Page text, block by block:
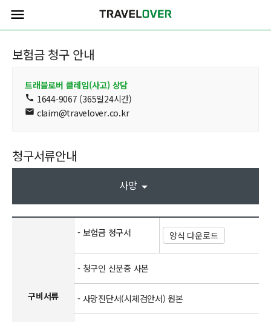
menu
보험금 청구 안내
트래블로버 클레임(사고) 상담
call 1644-9067 (365일24시간)
mail claim@travelover.co.kr
청구서류안내
사망arrow_drop_down
구비서류
- 보험금 청구서 양식 다운로드
- 청구인 신분증 사본
- 사망진단서(시체검안서) 원본